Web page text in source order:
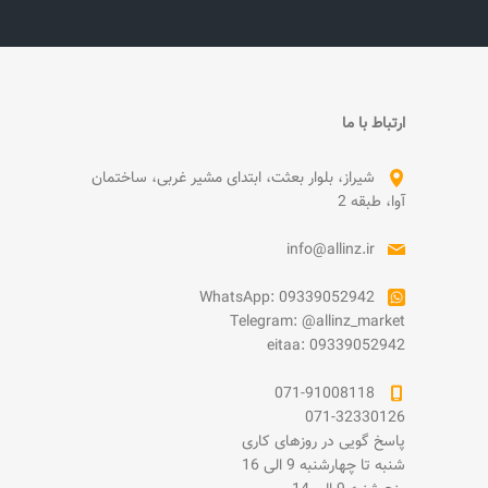
ارتباط با ما
شیراز، بلوار بعثت، ابتدای مشیر غربی، ساختمان
آوا، طبقه 2
info@allinz.ir
WhatsApp: 09339052942
Telegram: @allinz_market
eitaa: 09339052942
071-91008118
071-32330126
پاسخ گویی در روزهای کاری
شنبه تا چهارشنبه 9 الی 16